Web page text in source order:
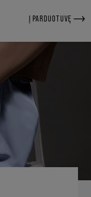
Į PARDUOTUVĘ